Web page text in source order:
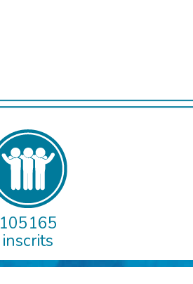
105165
inscrits